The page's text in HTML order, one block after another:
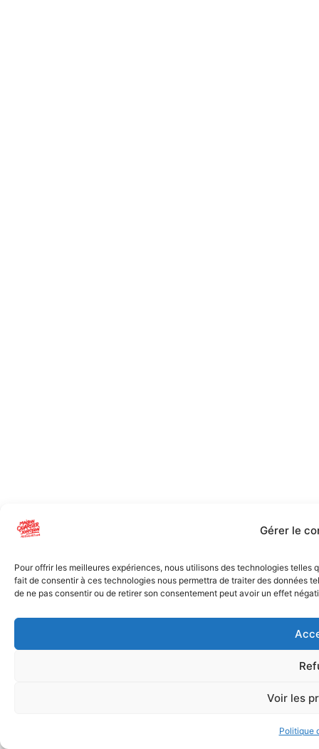
Gérer le
Pour offrir les meilleures expériences, nous utilisons des technologies
fait de consentir à ces technologies nous permettra de traiter des données
de ne pas consentir ou de retirer son consentement peut avoir un effet
Voir les
Politique